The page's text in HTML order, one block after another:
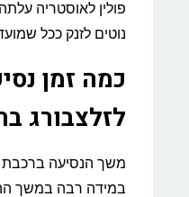
פולין לאוסטריה
נוטים לזנק ככל
כמה זמן
לזלצבורג
משך הנסיעה ברכבת
במידה רבה במשך